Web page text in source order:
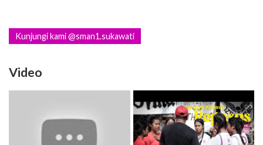
Kunjungi kami @sman1.sukawati
Video